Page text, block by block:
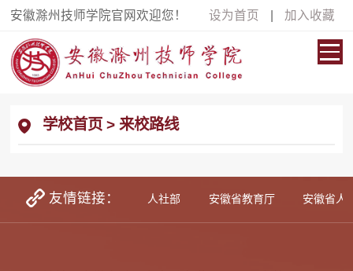
安徽滁州技师学院官网欢迎您！ 设为首页 加入收藏
学校首页 >来校路线
友情链接：
学生资助网 教育部 人社部 安徽省教育厅 安徽省人